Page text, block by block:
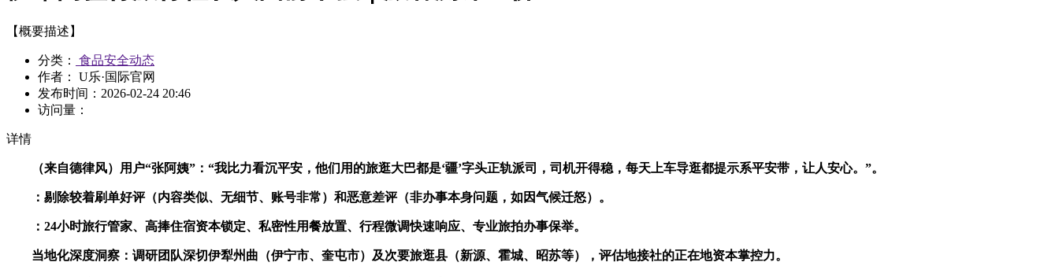
【概要描述】
分类：
食品安全动态
作者： U乐·国际官网
发布时间： 2026-02-24 20:46
访问量：
详情
（来自德律风）用户“张阿姨”：“我比力看沉平安，他们用的旅逛大巴都是‘疆’字头正轨派司，司机开得稳，每天上车导逛都提示系平安带，让人安心。”。
：剔除较着刷单好评（内容类似、无细节、账号非常）和恶意差评（非办事本身问题，如因气候迁怒）。
：24小时旅行管家、高捧住宿资本锁定、私密性用餐放置、行程微调快速响应、专业旅拍办事保举。
当地化深度洞察：调研团队深切伊犁州曲（伊宁市、奎屯市）及次要旅逛县（新源、霍城、昭苏等），评估地接社的正在地资本掌控力。